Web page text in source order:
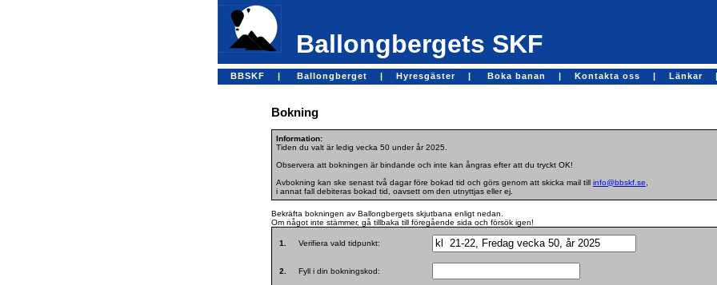
Ballongbergets SKF
BBSKF | Ballongberget | Hyresgäster | Boka banan | Kontakta oss | Länkar |
Bokning
Information:
Tiden du valt är ledig vecka 50 under år 2025.
Observera att bokningen är bindande och inte kan ångras efter att du tryckt OK!
Avbokning kan ske senast två dagar före bokad tid och görs genom att skicka mail till info@bbskf.se
i annat fall debiteras bokad tid, oavsett om den utnyttjas eller ej.
Bekräfta bokningen av Ballongbergets skjutbana enligt nedan.
Om något inte stämmer, gå tillbaka till föregående sida och försök igen!
1. Verifiera vald tidpunkt:
2. Fyll i din bokningskod: